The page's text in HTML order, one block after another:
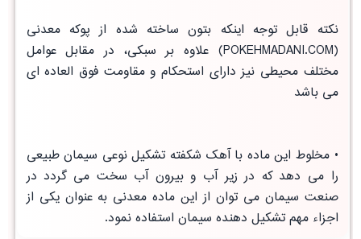
نکته قابل توجه اینکه بتون ساخته شده از پوکه معدنی
(POKEHMADANI.COM) علاوه بر سبکی، در مقابل عوامل
مختلف محیطی نیز دارای استحکام و مقاومت فوق العاده ای
می باشد
• مخلوط این ماده با آهک شکفته تشکیل نوعی سیمان طبیعی
را می دهد که در زیر آب و بیرون آب سخت می گردد در
صنعت سیمان می توان از این ماده معدنی به عنوان یکی از
اجزاء مهم تشکیل دهنده سیمان استفاده نمود.